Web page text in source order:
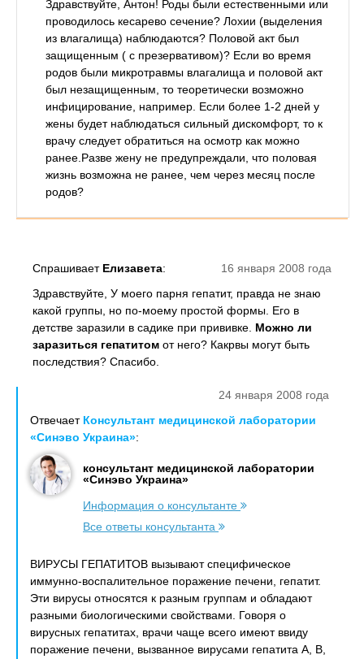
Здравствуйте, Антон! Роды были естественными или
проводилось кесарево сечение? Лохии (выделения
из влагалища) наблюдаются? Половой акт был
защищенным ( с презервативом)? Если во время
родов были микротравмы влагалища и половой акт
был незащищенным, то теоретически возможно
инфицирование, например. Если более 1-2 дней у
жены будет наблюдаться сильный дискомфорт, то к
врачу следует обратиться на осмотр как можно
ранее.Разве жену не предупреждали, что половая
жизнь возможна не ранее, чем через месяц после
родов?
16 января 2008 года
Спрашивает Елизавета:
Здравствуйте, У моего парня гепатит, правда не знаю
какой группы, но по-моему простой формы. Его в
детстве заразили в садике при прививке. Можно ли
заразиться гепатитом от него? Какрвы могут быть
последствия? Спасибо.
24 января 2008 года
Отвечает Консультант медицинской лаборатории
«Синэво Украина»:
консультант медицинской лаборатории
«Синэво Украина»
Информация о консультанте
Все ответы консультанта
ВИРУСЫ ГЕПАТИТОВ вызывают специфическое
иммунно-воспалительное поражение печени, гепатит.
Эти вирусы относятся к разным группам и обладают
разными биологическими свойствами. Говоря о
вирусных гепатитах, врачи чаще всего имеют ввиду
поражение печени, вызванное вирусами гепатита А, В,